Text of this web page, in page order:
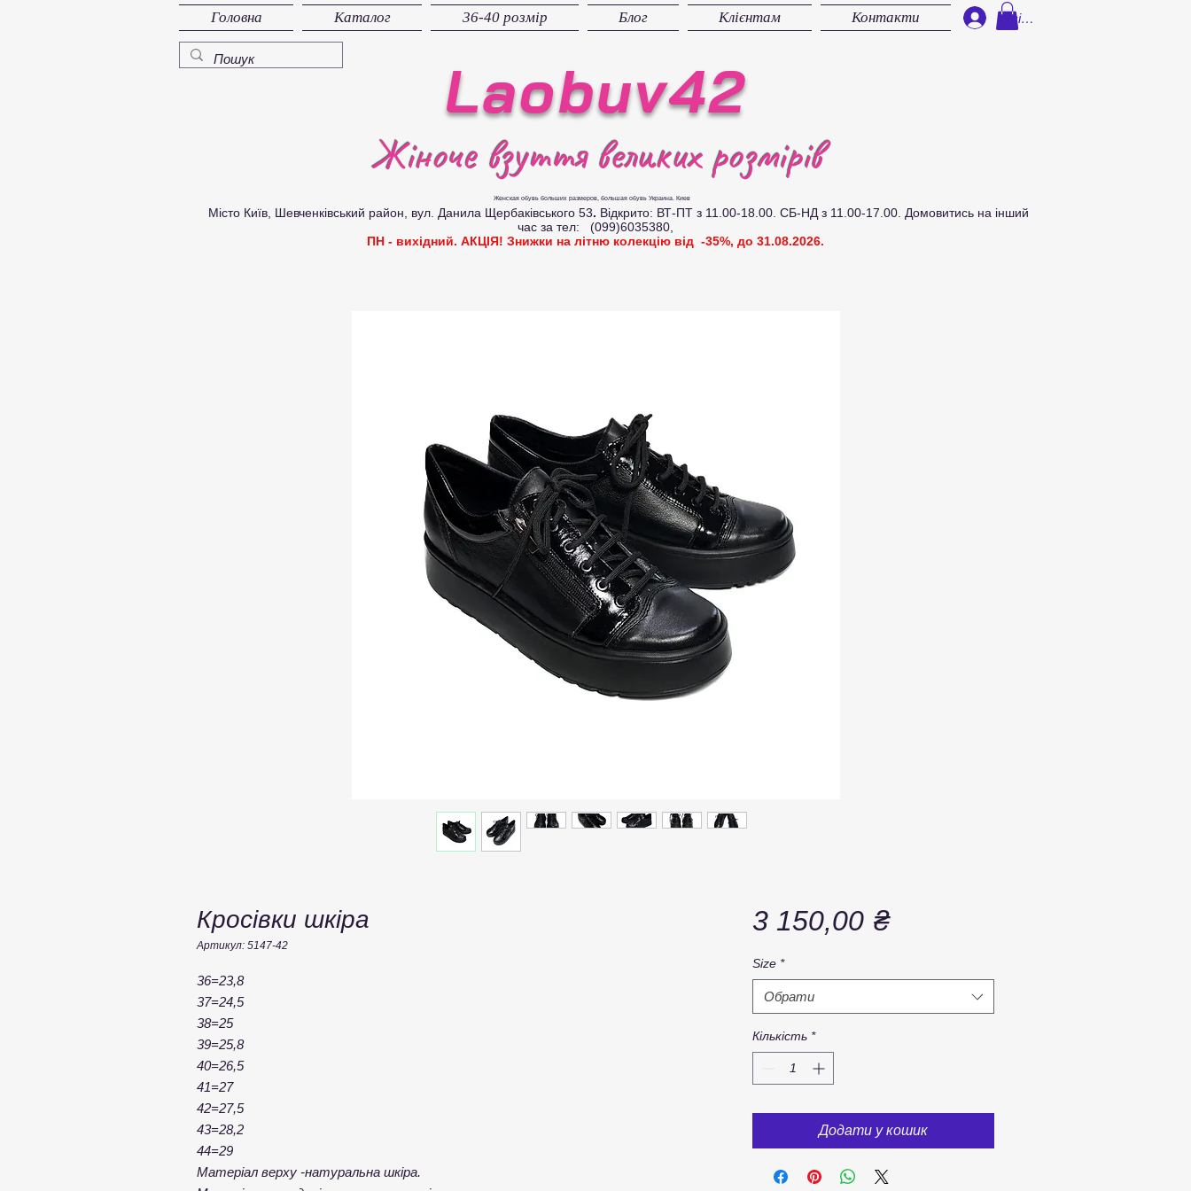
Головна Каталог 36-40 розмір Блог Клієнтам Контакти Увійти
Laobuv42
Жіноче взуття великих розмірів
Женская обувь больших размеров, большая обувь Украина. Киев
Місто Київ, Шевченківський район, вул. Данила Щербаківського 53. Відкрито: ВТ-ПТ з 11.00-18.00. СБ-НД з 11.00-17.00. Домовитись на інший
час за тел: (099)6035380,
ПН - вихідний. АКЦІЯ! Знижки на літню колекцію від -35%, до 31.08.2026.
Кросівки шкіра
Артикул: 5147-42
36=23,8
37=24,5
38=25
39=25,8
40=26,5
41=27
42=27,5
43=28,2
44=29
Матеріал верху -натуральна шкіра.
3 150,00 ₴Ціна
Size *
Обрати
Кількість *
Додати у кошик